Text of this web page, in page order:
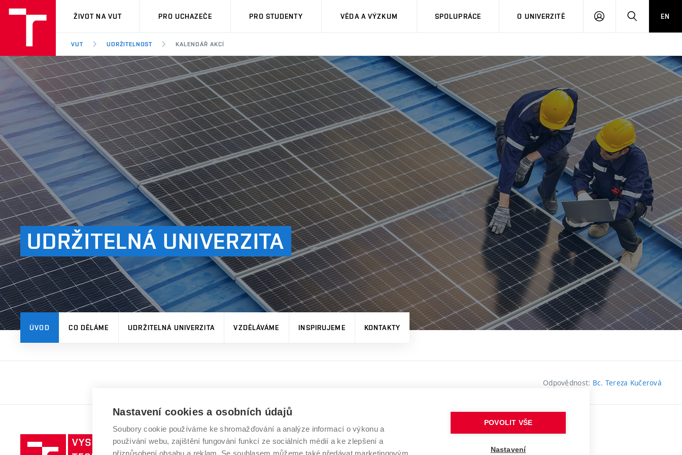
VUT
ŽIVOT NA VUT PRO UCHAZEČE PRO STUDENTY VĚDA A VÝZKUM SPOLUPRÁCE O UNIVERZITĚ
PŘIHLÁSIT HLEDATEN
VUT UDRŽITELNOST KALENDÁŘ AKCÍ
UDRŽITELNÁ UNIVERZITA
ÚVOD CO DĚLÁME UDRŽITELNÁ UNIVERZITA VZDĚLÁVÁME INSPIRUJEME KONTAKTY
Odpovědnost: Bc. Tereza Kučerová
VYSOKÉ UČENÍ TECHNICKÉ V BRNĚ
Kolejní 2906/4
Nastavení cookies a osobních údajů
Soubory cookie používáme ke shromažďování a analýze informací o výkonu a
používání webu, zajištění fungování funkcí ze sociálních médií a ke zlepšení a
přizpůsobení obsahu a reklam. Se souhlasem můžeme také předávat marketingovým
POVOLIT VŠE
Nastavení